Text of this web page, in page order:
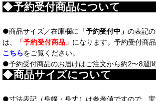
◆予約受付商品について
●商品サイズ／在庫欄に 「予約受付中」 の表記
は、
「予約受付商品」 になります。予約受付商
こちらをご覧ください。
●予約受付商品のお届けはご注文から約2〜8週間
◆商品サイズについて
●寸法表記（身幅・身丈）は参考値ですので、